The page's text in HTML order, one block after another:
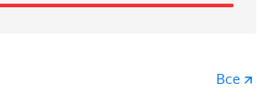
Все